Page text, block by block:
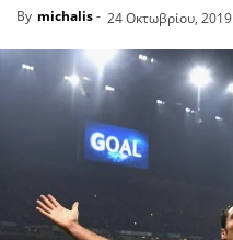
By michalis- 24 Οκτωβρίου, 2019